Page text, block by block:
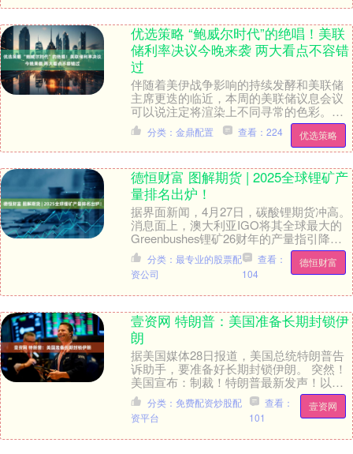
优选策略 “鲍威尔时代”的绝唱！美联
储利率决议今晚来袭 两大看点不容错
过
伴随着美伊战争影响的持续发酵和美联储
主席更迭的临近，本周的美联储议息会议
可以说注定将渲染上不同寻常的色彩。按
照日程安排，美联储将于北京时间周四凌
晨2点发布会后政....
优选策略
分类：金鼎配置 查看：224
德恒财富 图解期货 | 2025全球锂矿产
量排名出炉！
据界面新闻，4月27日，碳酸锂期货冲高。
消息面上，澳大利亚IGO将其全球最大的
Greenbushes锂矿26财年的产量指引降至
1,375-1,425千吨，最高端....
德恒财富
分类：最专业的股票配
资公司
查看：
104
壹资网 特朗普：美国准备长期封锁伊
朗
据美国媒体28日报道，美国总统特朗普告
诉助手，要准备好长期封锁伊朗。 突然！
美国宣布：制裁！特朗普最新发声！以色
列发动空袭！ 美国继续对伊朗施压。 今日
早间，据....
壹资网
分类：免费配资炒股配
资平台
查看：
101